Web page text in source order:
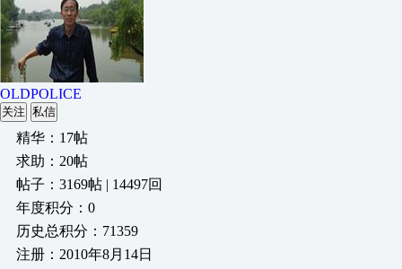
OLDPOLICE
关注 私信
精华：17帖
求助：20帖
帖子：3169帖 | 14497回
年度积分：0
历史总积分：71359
注册：2010年8月14日